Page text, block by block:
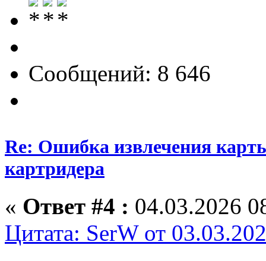
Сообщений: 8 646
Re: Ошибка извлечения
картридера
« Ответ #4 : 04.03.2026
Цитата: SerW от